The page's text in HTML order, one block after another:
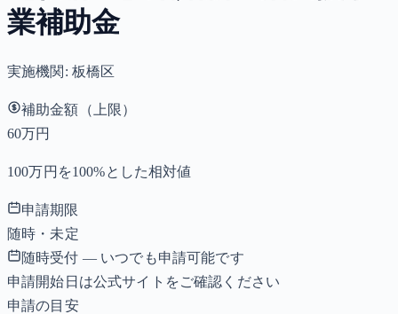
業補助金
実施機関: 板橋区
補助金額（上限）
60万円
100万円を100%とした相対値
申請期限
随時・未定
随時受付 — いつでも申請可能です
申請開始日は公式サイトをご確認ください
申請の目安